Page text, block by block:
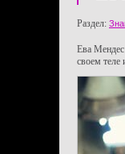
Раздел:
Ева Мендес
своем теле